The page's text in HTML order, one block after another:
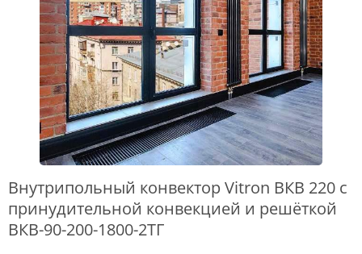
Внутрипольный конвектор Vitron ВКВ 220 с
принудительной конвекцией и решёткой
ВКВ-90-200-1800-2ТГ